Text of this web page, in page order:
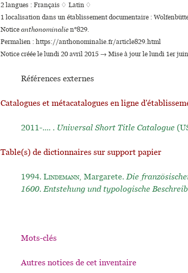
2 langues : Français ♢ Latin ♢
1 localisation dans un établissement documentaire :
Noticeanthonominalien°829.
Permalien : https://anthonominalie.fr/article829.html
Notice créée le lundi 20 avril 2015 → Mise à jour le lundi 1er
Références externes
Catalogues et métacatalogues en ligne
2011-.... . Universal Short Title Catalogue
Table(s) de dictionnaires sur support papier
1994.Lindemann, Margarete.Die
1600. Entstehung und typologische
Mots-clés
Autres notices de cet inventaire